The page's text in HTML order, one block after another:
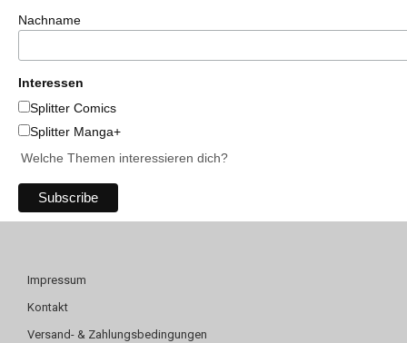
Nachname
Interessen
Splitter Comics
Splitter Manga+
Welche Themen interessieren dich?
Impressum
Kontakt
Versand- & Zahlungsbedingungen